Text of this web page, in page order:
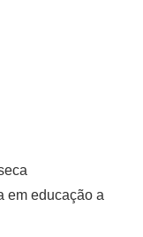
em educação a